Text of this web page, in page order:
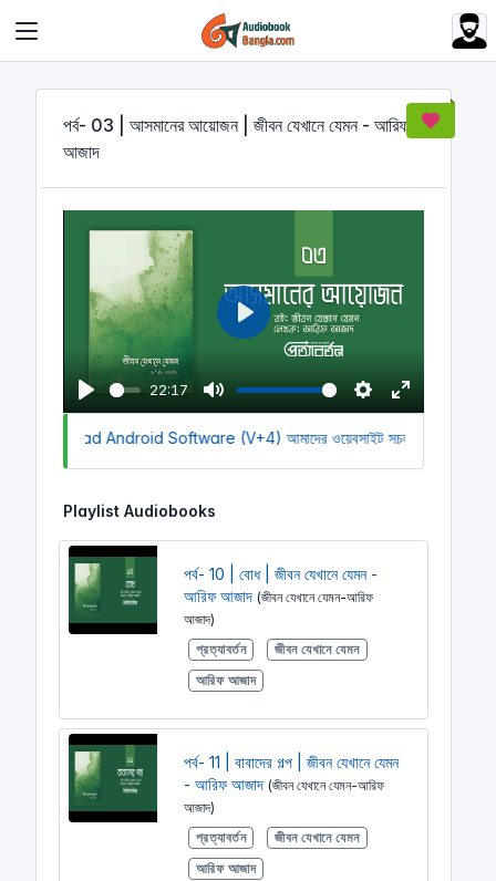
পর্ব- 03 | আসমানের আয়োজন | জীবন যেখানে যেমন - আরিফ
আজাদ
P
l
22:17
M
u
S
e
n
s
E
n
f
e
P
a
y
Download Android Software (V+4) আমাদের ওয়েবসাইট সচল রাখতে
Playlist Audiobooks
পর্ব- 10 | বোধ | জীবন যেখানে যেমন -
আরিফ আজাদ (জীবন যেখানে যেমন-আরিফ
আজাদ)
প্রত্যাবর্তন
জীবন যেখানে যেমন
আরিফ আজাদ
পর্ব- 11 | বাবাদের গল্প | জীবন যেখানে যেমন
- আরিফ আজাদ (জীবন যেখানে যেমন-আরিফ
আজাদ)
প্রত্যাবর্তন
জীবন যেখানে যেমন
আরিফ আজাদ